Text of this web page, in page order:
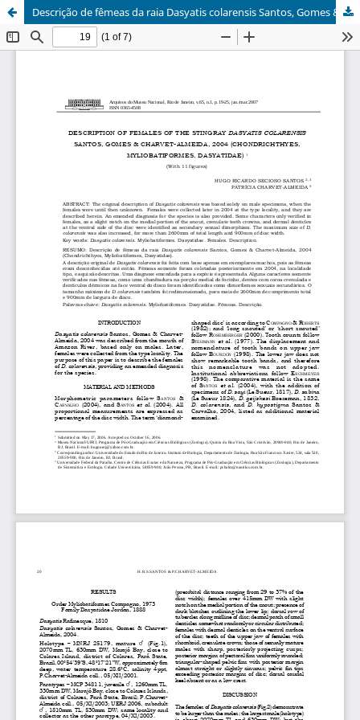
Descrição de fêmeas da raia Dasyatis colarensis Santos, Gomes & Charvet-Almeida, 2004 (Chondrichthyes, Myliobatiformes, Dasyatidae)